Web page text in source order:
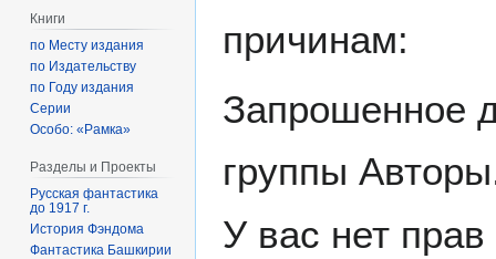
причинам:
Запрошенное
группы
У вас нет
Книги
по Месту издания
по Издательству
по Году издания
Серии
Особо: «Рамка»
Разделы и Проекты
Русская фантастика
до 1917 г.
История Фэндома
Фантастика Башкирии